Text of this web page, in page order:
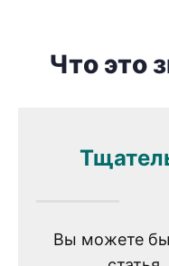
Что это
Вы можете